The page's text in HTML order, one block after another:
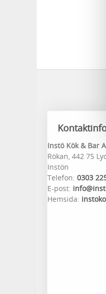
Instö Kök & Bar
Rökan, 442 75
Instön
Telefon: 0303
E-post:
Hemsida: